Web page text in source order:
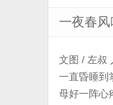
一夜春
文图 / 左叔
一直昏睡到
母好一阵心